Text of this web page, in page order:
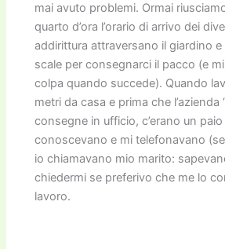
mai avuto problemi. Ormai
quarto d’ora l’orario di arrivo dei
addirittura attraversano il giardino
scale per consegnarci il pacco (e
colpa quando succede). Quando
metri da casa e prima che l’azienda
consegne in ufficio, c’erano un
conoscevano e mi telefonavano
io chiamavano mio marito:
chiedermi se preferivo che me lo
lavoro.